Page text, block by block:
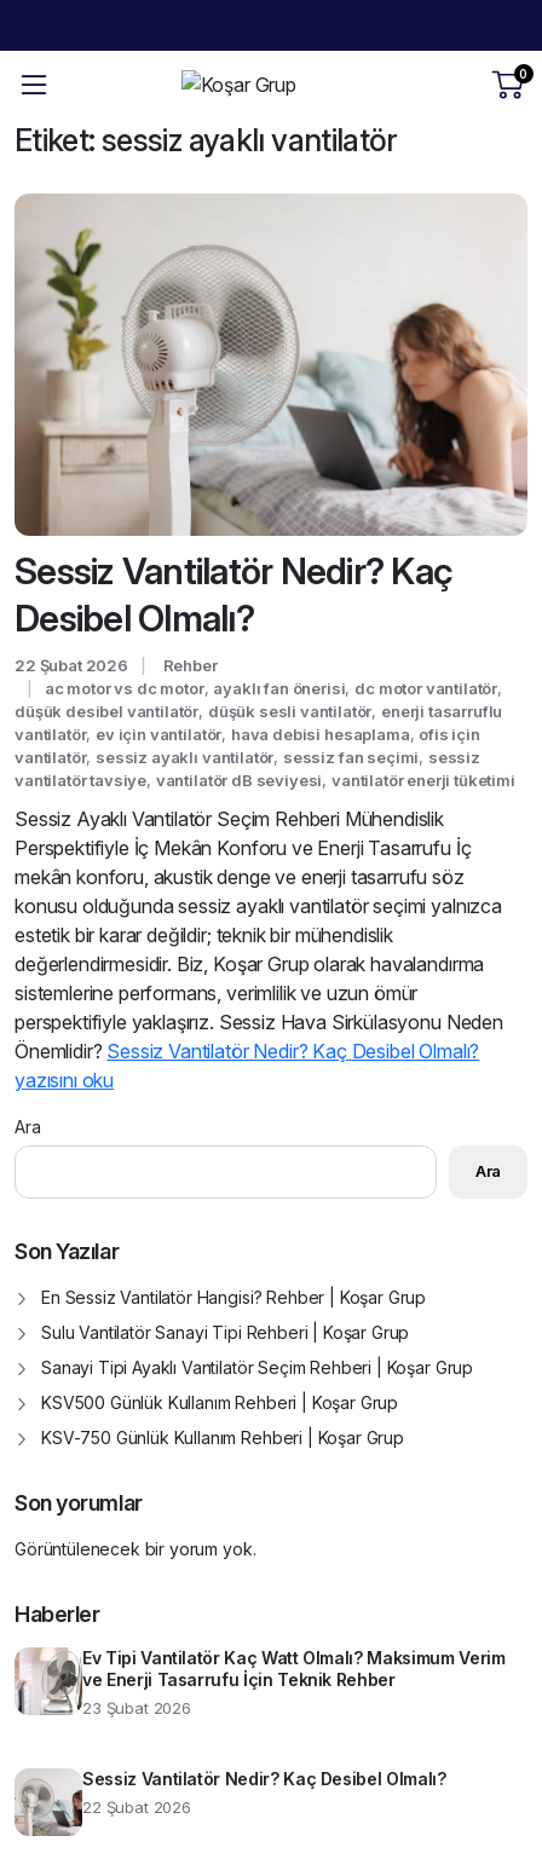
0
Etiket: sessiz ayaklı vantilatör
Sessiz Vantilatör Nedir? Kaç
Desibel Olmalı?
22 Şubat 2026
Rehber
ac motor vs dc motor, ayaklı fan önerisi, dc motor vantilatör,
düşük desibel vantilatör, düşük sesli vantilatör, enerji tasarruflu
vantilatör, ev için vantilatör, hava debisi hesaplama, ofis için
vantilatör, sessiz ayaklı vantilatör, sessiz fan seçimi, sessiz
vantilatör tavsiye, vantilatör dB seviyesi, vantilatör enerji tüketimi
Sessiz Ayaklı Vantilatör Seçim Rehberi Mühendislik
Perspektifiyle İç Mekân Konforu ve Enerji Tasarrufu İç
mekân konforu, akustik denge ve enerji tasarrufu söz
konusu olduğunda sessiz ayaklı vantilatör seçimi yalnızca
estetik bir karar değildir; teknik bir mühendislik
değerlendirmesidir. Biz, Koşar Grup olarak havalandırma
sistemlerine performans, verimlilik ve uzun ömür
perspektifiyle yaklaşırız. Sessiz Hava Sirkülasyonu Neden
Önemlidir? Sessiz Vantilatör Nedir? Kaç Desibel Olmalı?
yazısını oku
Ara
Ara
Son Yazılar
En Sessiz Vantilatör Hangisi? Rehber | Koşar Grup
Sulu Vantilatör Sanayi Tipi Rehberi | Koşar Grup
Sanayi Tipi Ayaklı Vantilatör Seçim Rehberi | Koşar Grup
KSV500 Günlük Kullanım Rehberi | Koşar Grup
KSV-750 Günlük Kullanım Rehberi | Koşar Grup
Son yorumlar
Görüntülenecek bir yorum yok.
Haberler
Ev Tipi Vantilatör Kaç Watt Olmalı? Maksimum Verim
ve Enerji Tasarrufu İçin Teknik Rehber
23 Şubat 2026
Sessiz Vantilatör Nedir? Kaç Desibel Olmalı?
22 Şubat 2026